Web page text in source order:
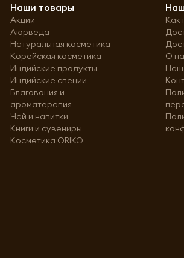
Наши товары
Акции
Аюрведа
Натуральная косметика
Корейская косметика
Индийские продукты
Индийские специи
Благовония и
ароматерапия
Чай и напитки
Книги и сувениры
Косметика ORIKO
Как
О
Наш